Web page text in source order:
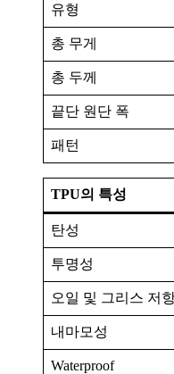
유형
총 무게
총 두께
끝단 원단 폭
패턴
TPU의 특성
탄성
투명성
오일 및 그리스 저
내마모성
Waterproof